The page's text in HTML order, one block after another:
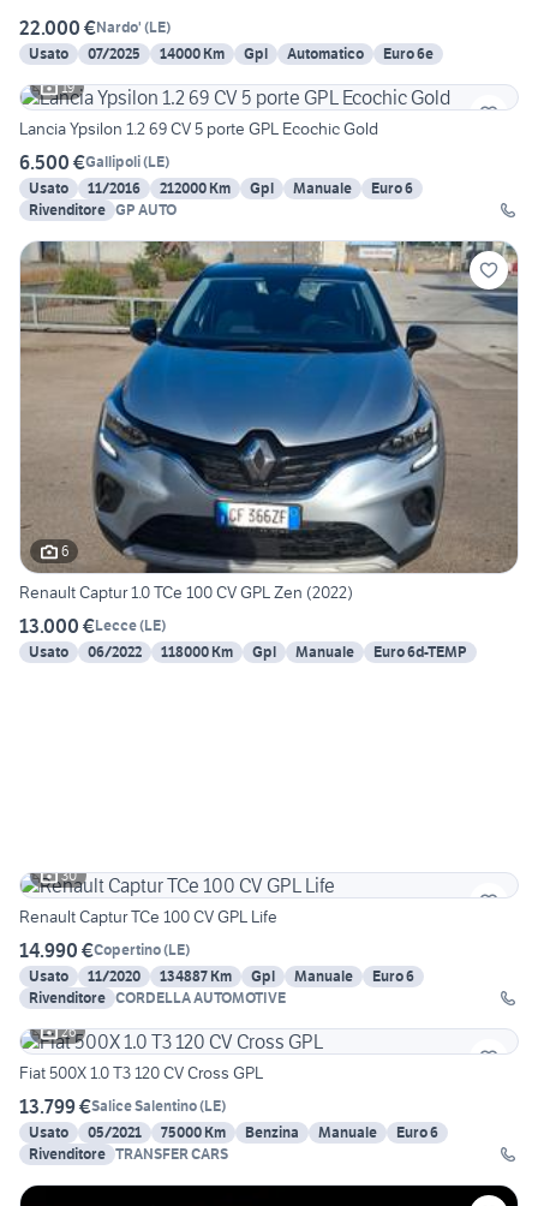
22.000 €Nardo' (LE)
Usato
07/2025 14000 Km Gpl Automatico
Euro 6e
19
Lancia Ypsilon 1.2 69 CV 5 porte GPL Ecochic Gold
6.500 €Gallipoli(LE)
Usato
11/2016 212000 Km Gpl Manuale
Euro 6
Rivenditore GP AUTO
6
Renault Captur 1.0 TCe 100 CV GPL Zen (2022)
13.000 €Lecce(LE)
Usato
06/2022 118000 Km Gpl Manuale Euro 6d-TEMP
30
Renault Captur TCe 100 CV GPL Life
14.990 €Copertino(LE)
Usato
11/2020 134887 Km Gpl Manuale
Euro 6
Rivenditore CORDELLA AUTOMOTIVE
26
Fiat 500X 1.0 T3 120 CV Cross GPL
13.799 €Salice Salentino(LE)
Usato
05/2021 75000 Km Benzina Manuale
Euro 6
Rivenditore TRANSFER CARS